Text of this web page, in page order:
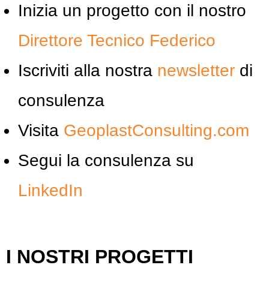
Inizia un progetto con il nostro
Direttore Tecnico Federico
Iscriviti alla nostra newsletter di
consulenza
Visita GeoplastConsulting.com
Segui la consulenza su
LinkedIn
I NOSTRI PROGETTI